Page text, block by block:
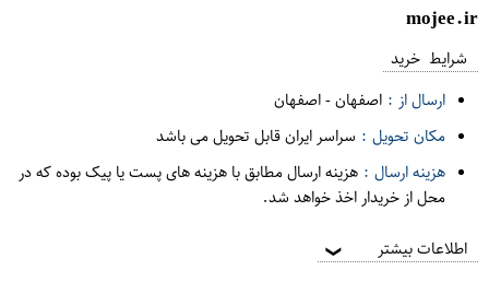
mojee.ir
شرایط خرید
ارسال از : اصفهان-اصفهان
مکان تحویل : سراسر ایران قابل تحویل می باشد
هزینه ارسال : هزینه ارسال مطابق با هزینه های پست یا پیک بوده که در
محل از خریدار اخذ خواهد شد.
اطلاعات بیشتر ❯